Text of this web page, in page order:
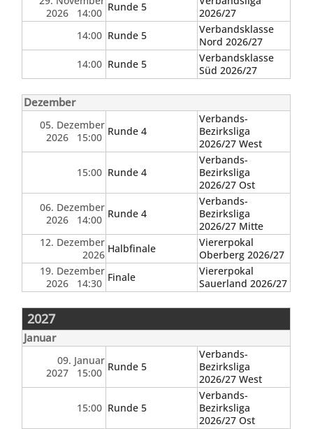
2026 14:00 Runde 5
2026/27
14:00 Runde 5
Verbandsklasse
Nord 2026/27
14:00 Runde 5
Verbandsklasse
Süd 2026/27
Dezember
05. Dezember
2026 15:00 Runde 4
Verbands-
Bezirksliga
2026/27 West
15:00 Runde 4
Verbands-
Bezirksliga
2026/27 Ost
06. Dezember
2026 14:00 Runde 4
Verbands-
Bezirksliga
2026/27 Mitte
12. Dezember
2026 Halbfinale
Viererpokal
Oberberg 2026/27
19. Dezember
2026 14:30 Finale
Viererpokal
Sauerland 2026/27
2027
Januar
09. Januar
2027 15:00 Runde 5
Verbands-
Bezirksliga
2026/27 West
15:00 Runde 5
Verbands-
Bezirksliga
2026/27 Ost